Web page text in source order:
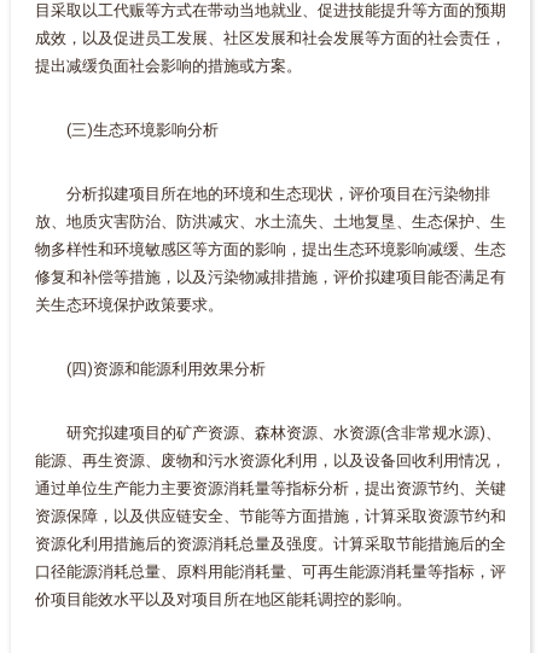
目采取以工代赈等方式在带动当地就业、促进技能提升等方面的预期
成效，以及促进员工发展、社区发展和社会发展等方面的社会责任，
提出减缓负面社会影响的措施或方案。
(三)生态环境影响分析
分析拟建项目所在地的环境和生态现状，评价项目在污染物排
放、地质灾害防治、防洪减灾、水土流失、土地复垦、生态保护、生
物多样性和环境敏感区等方面的影响，提出生态环境影响减缓、生态
修复和补偿等措施，以及污染物减排措施，评价拟建项目能否满足有
关生态环境保护政策要求。
(四)资源和能源利用效果分析
研究拟建项目的矿产资源、森林资源、水资源(含非常规水源)、
能源、再生资源、废物和污水资源化利用，以及设备回收利用情况，
通过单位生产能力主要资源消耗量等指标分析，提出资源节约、关键
资源保障，以及供应链安全、节能等方面措施，计算采取资源节约和
资源化利用措施后的资源消耗总量及强度。计算采取节能措施后的全
口径能源消耗总量、原料用能消耗量、可再生能源消耗量等指标，评
价项目能效水平以及对项目所在地区能耗调控的影响。